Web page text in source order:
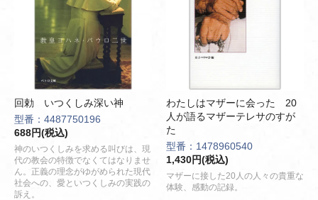
回勅 いつくしみ深い神
型番：4487750196
688円(税込)
神のいつくしみを求める叫びは、現
代の教会の特徴でなくてはなりませ
ん。正義の理念がゆがめられた現代
社会への、愛といつくしみの実践の
訴え。
わたしはマザーに会った 20
人が語るマザーテレサのすが
た
型番：1478960540
1,430円(税込)
マザーに接した20人の人々の貴重な
体験、感動の記録。